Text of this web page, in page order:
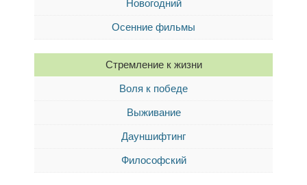
Новогодний
Осенние фильмы
Стремление к жизни
Воля к победе
Выживание
Дауншифтинг
Философский